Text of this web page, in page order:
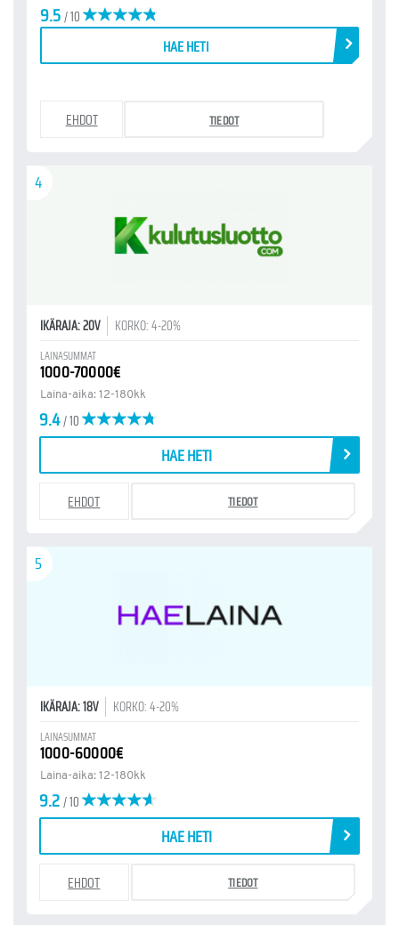
9.5/ 10
EHDOT TIEDOT
HAE HETI
4
IKÄRAJA: 20V KORKO: 4-20%
LAINASUMMAT
1000-70000€
Laina-aika: 12-180kk
9.4/ 10
HAE HETI
EHDOT TIEDOT
5
IKÄRAJA: 18V KORKO: 4-20%
LAINASUMMAT
1000-60000€
Laina-aika: 12-180kk
9.2/ 10
HAE HETI
EHDOT TIEDOT